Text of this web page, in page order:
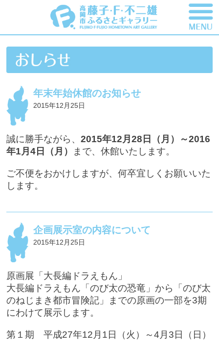
年末年始休館のお知らせ
2015年12月25日
誠に勝手ながら、2015年12月28日（月）～2016
年1月4日（月）
まで、休館いたします。
ご不便をおかけしますが、何卒宜しくお願いいた
します。
企画展示室の内容について
2015年12月25日
原画展「大長編ドラえもん」
大長編ドラえもん「のび太の恐竜」から「のび太
のねじまき都市冒険記」までの原画の一部を3期
にわけて展示します。
第１期 平成27年12月1日（火）～4月3日（日）